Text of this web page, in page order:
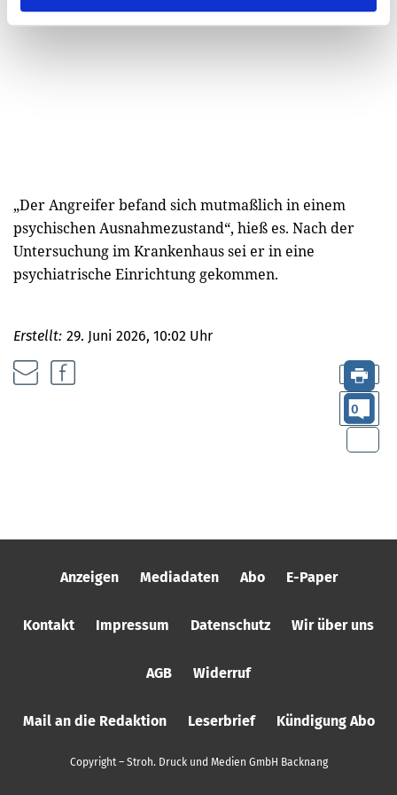
„Der Angreifer befand sich mutmaßlich in einem
psychischen Ausnahmezustand“, hieß es. Nach der
Untersuchung im Krankenhaus sei er in eine
psychiatrische Einrichtung gekommen.
Erstellt: 29. Juni 2026, 10:02 Uhr
0
Anzeigen Mediadaten Abo E-Paper
Kontakt Impressum Datenschutz Wir über uns
AGB Widerruf
Mail an die Redaktion Leserbrief Kündigung Abo
Copyright – Stroh. Druck und Medien GmbH Backnang